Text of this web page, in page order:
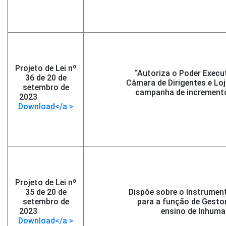
Projeto de Lei nº
36 de 20 de
setembro de
2023
Download</a >
“Autoriza o Poder
Câmara de Dirigentes e
campanha de
Projeto de Lei nº
35 de 20 de
setembro de
2023
Download</a >
Dispõe sobre o
para a função de
ensino de